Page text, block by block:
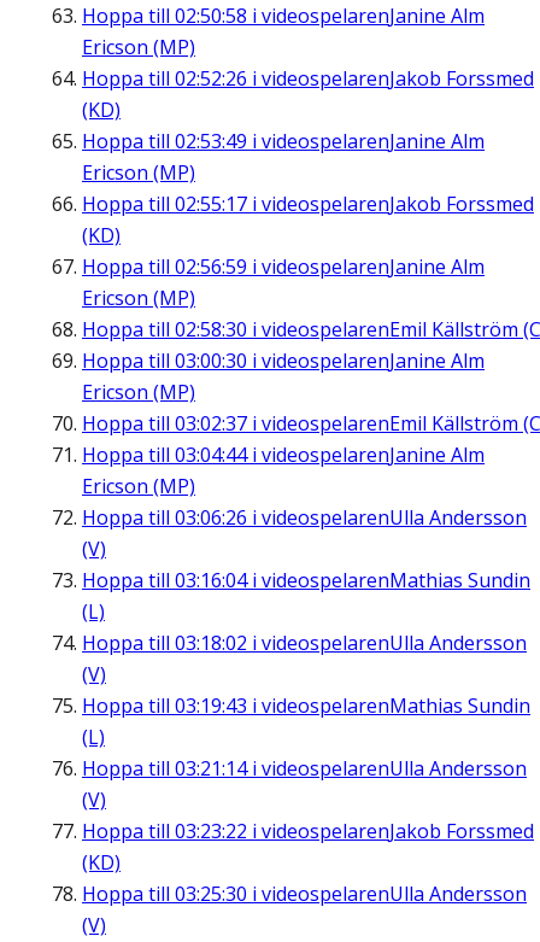
Hoppa till 02:50:58 i videospelarenJanine Alm
Ericson (MP)
Hoppa till 02:52:26 i videospelarenJakob Forssmed
(KD)
Hoppa till 02:53:49 i videospelarenJanine Alm
Ericson (MP)
Hoppa till 02:55:17 i videospelarenJakob Forssmed
(KD)
Hoppa till 02:56:59 i videospelarenJanine Alm
Ericson (MP)
Hoppa till 02:58:30 i videospelarenEmil Källström
Hoppa till 03:00:30 i videospelarenJanine Alm
Ericson (MP)
Hoppa till 03:02:37 i videospelarenEmil Källström
Hoppa till 03:04:44i videospelarenJanine Alm
Ericson (MP)
Hoppa till 03:06:26 i videospelarenUlla Andersson
(V)
Hoppa till 03:16:04i videospelarenMathias Sundin
(L)
Hoppa till 03:18:02 i videospelarenUlla Andersson
(V)
Hoppa till 03:19:43 i videospelarenMathias Sundin
(L)
Hoppa till 03:21:14i videospelarenUlla Andersson
(V)
Hoppa till 03:23:22 i videospelarenJakob Forssmed
(KD)
Hoppa till 03:25:30 i videospelarenUlla Andersson
(V)